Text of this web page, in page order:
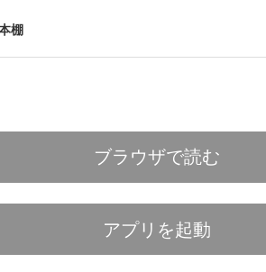
棚
ブラウザで読む
アプリを起動